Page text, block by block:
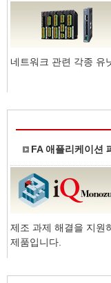
네트워크 관련 각종 유
FA 애플리케이션
제조 과제 해결을 지원
제품입니다.